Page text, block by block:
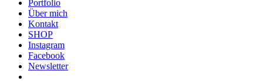
Portfolio
Über mich
Kontakt
SHOP
Instagram
Facebook
Newsletter